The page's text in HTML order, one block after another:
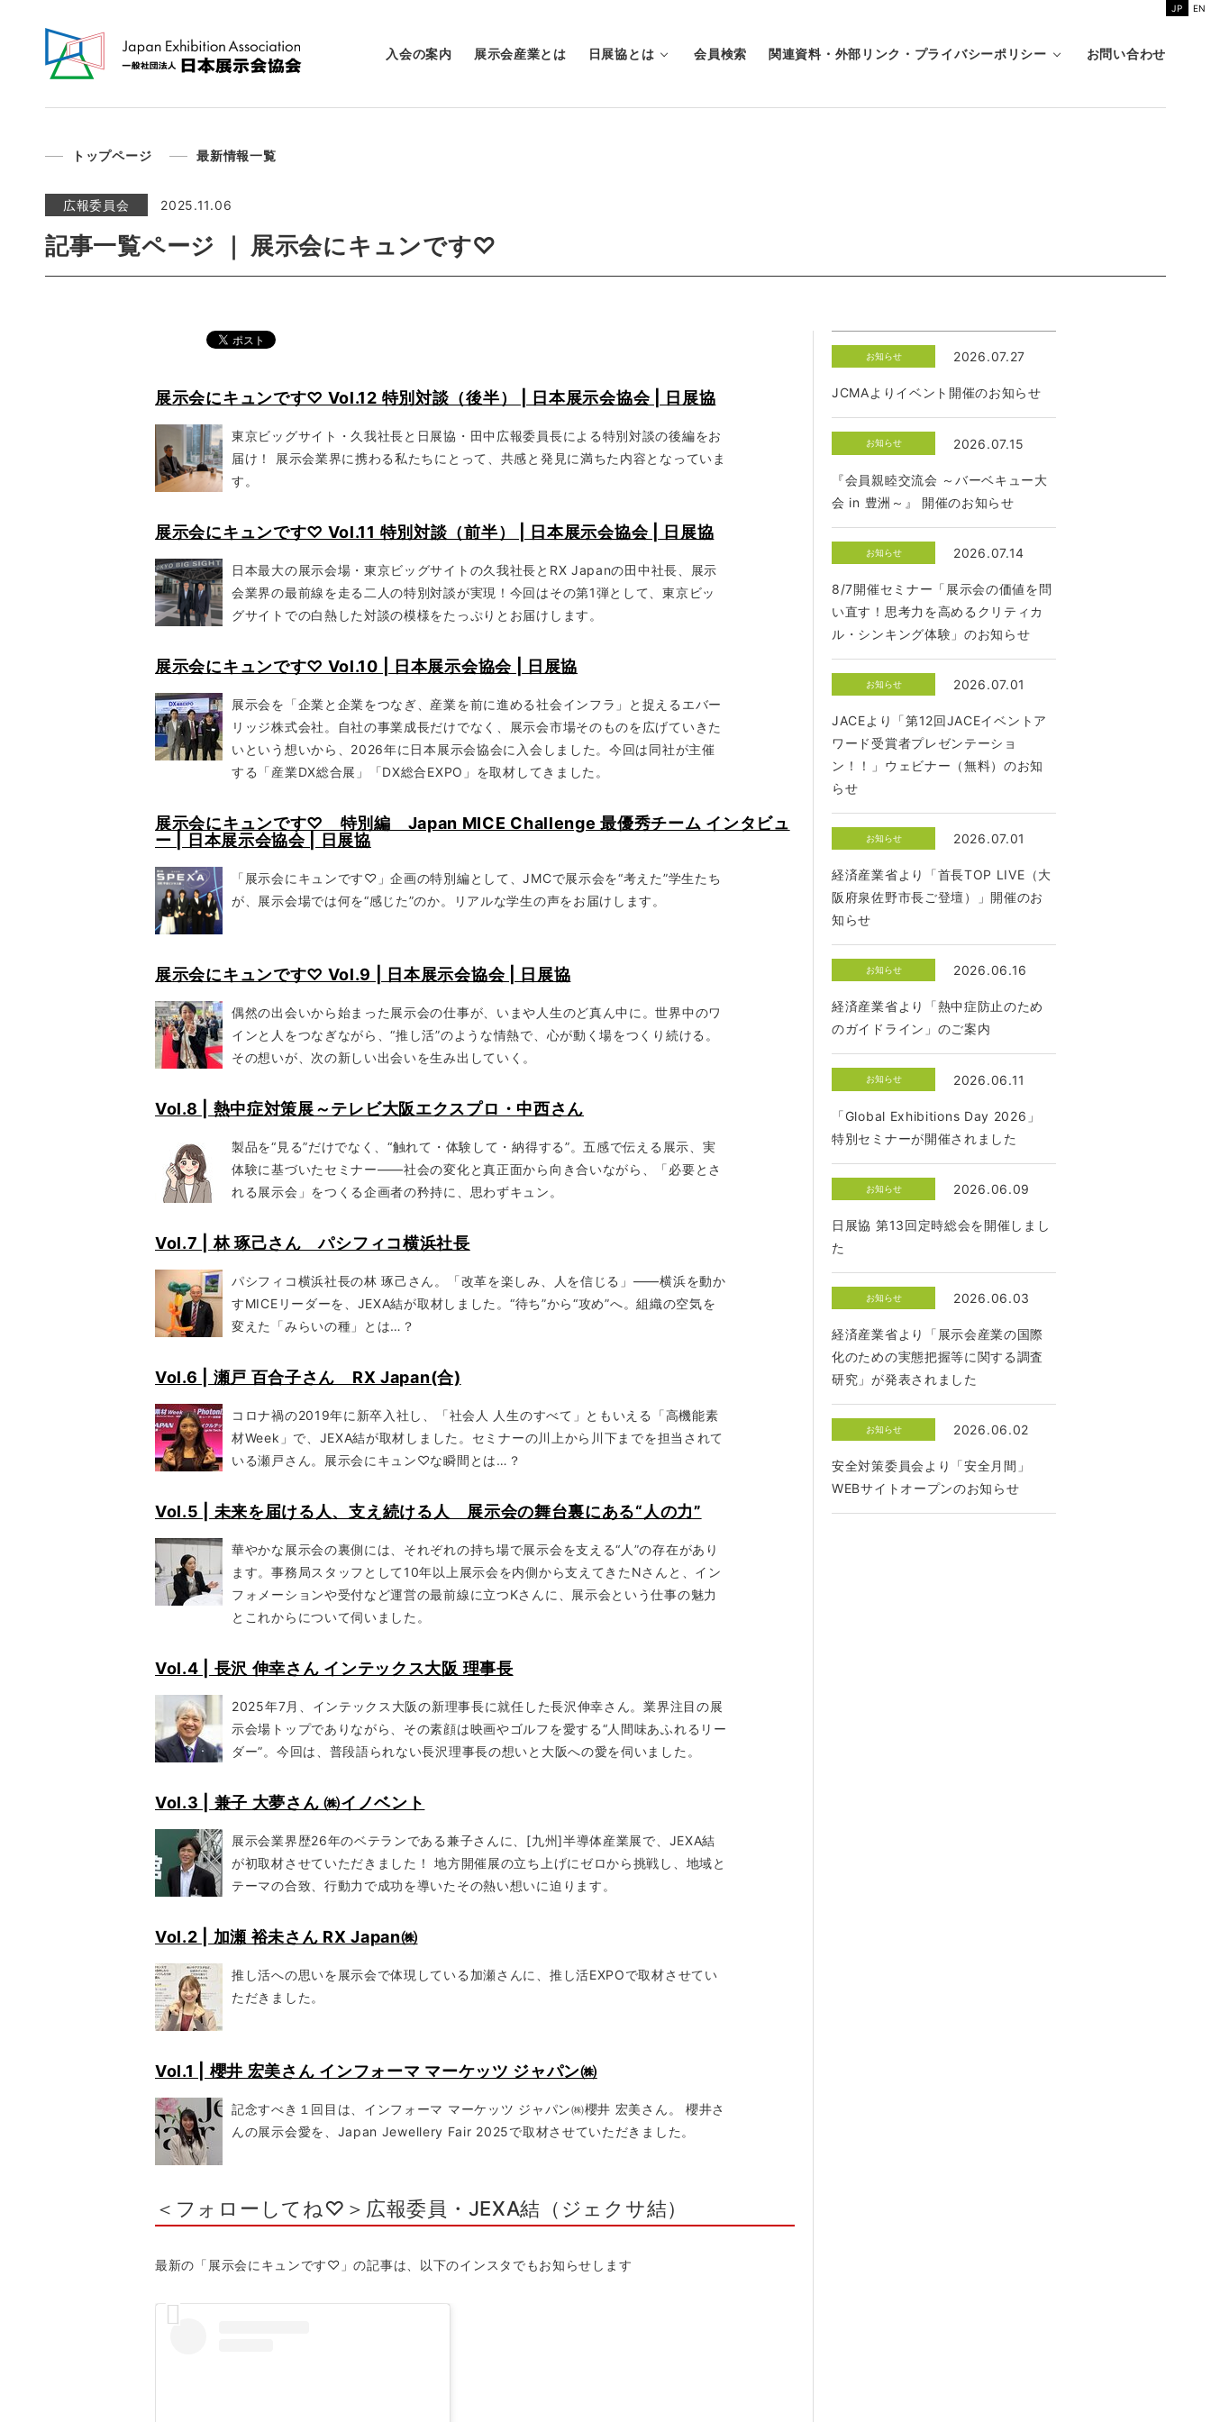
入会の案内 展示会産業とは 日展協とは 会員検索 関連資料・外部リンク・プライバシーポリシー お問い合わせ
JP EN
トップページ 最新情報一覧
広報委員会 2025.11.06
記事一覧ページ ｜ 展示会にキュンです♡
展示会にキュンです♡ Vol.12 特別対談（後半） | 日本展示会協会 | 日展協
東京ビッグサイト・久我社長と日展協・田中広報委員長による特別対談の後編をお
届け！ 展示会業界に携わる私たちにとって、共感と発見に満ちた内容となっていま
す。
展示会にキュンです♡ Vol.11 特別対談（前半） | 日本展示会協会 | 日展協
日本最大の展示会場・東京ビッグサイトの久我社長とRX Japanの田中社長、展示
会業界の最前線を走る二人の特別対談が実現！今回はその第1弾として、東京ビッ
グサイトでの白熱した対談の模様をたっぷりとお届けします。
展示会にキュンです♡ Vol.10 | 日本展示会協会 | 日展協
展示会を「企業と企業をつなぎ、産業を前に進める社会インフラ」と捉えるエバー
リッジ株式会社。自社の事業成長だけでなく、展示会市場そのものを広げていきた
いという想いから、2026年に日本展示会協会に入会しました。今回は同社が主催
する「産業DX総合展」「DX総合EXPO」を取材してきました。
展示会にキュンです♡ 特別編 Japan MICE Challenge 最優秀チーム インタビュ
ー | 日本展示会協会 | 日展協
「展示会にキュンです♡」企画の特別編として、JMCで展示会を“考えた”学生たち
が、展示会場では何を“感じた”のか。リアルな学生の声をお届けします。
展示会にキュンです♡ Vol.9 | 日本展示会協会 | 日展協
偶然の出会いから始まった展示会の仕事が、いまや人生のど真ん中に。世界中のワ
インと人をつなぎながら、“推し活”のような情熱で、心が動く場をつくり続ける。
その想いが、次の新しい出会いを生み出していく。
Vol.8 | 熱中症対策展～テレビ大阪エクスプロ・中西さん
製品を“見る”だけでなく、“触れて・体験して・納得する”。五感で伝える展示、実
体験に基づいたセミナー――社会の変化と真正面から向き合いながら、「必要とさ
れる展示会」をつくる企画者の矜持に、思わずキュン。
Vol.7 | 林 琢己さん パシフィコ横浜社長
パシフィコ横浜社長の林 琢己さん。「改革を楽しみ、人を信じる」――横浜を動か
すMICEリーダーを、JEXA結が取材しました。“待ち”から“攻め”へ。組織の空気を
変えた「みらいの種」とは…？
Vol.6 | 瀬戸 百合子さん RX Japan(合)
コロナ禍の2019年に新卒入社し、「社会人 人生のすべて」ともいえる「高機能素
材Week」で、JEXA結が取材しました。セミナーの川上から川下までを担当されて
いる瀬戸さん。展示会にキュン♡な瞬間とは…？
Vol.5 | 未来を届ける人、支え続ける人 展示会の舞台裏にある“人の力”
華やかな展示会の裏側には、それぞれの持ち場で展示会を支える“人”の存在があり
ます。事務局スタッフとして10年以上展示会を内側から支えてきたNさんと、イン
フォメーションや受付など運営の最前線に立つKさんに、展示会という仕事の魅力
とこれからについて伺いました。
Vol.4 | 長沢 伸幸さん インテックス大阪 理事長
2025年7月、インテックス大阪の新理事長に就任した長沢伸幸さん。業界注目の展
示会場トップでありながら、その素顔は映画やゴルフを愛する“人間味あふれるリー
ダー”。今回は、普段語られない長沢理事長の想いと大阪への愛を伺いました。
Vol.3 | 兼子 大夢さん ㈱イノベント
展示会業界歴26年のベテランである兼子さんに、[九州]半導体産業展で、JEXA結
が初取材させていただきました！ 地方開催展の立ち上げにゼロから挑戦し、地域と
テーマの合致、行動力で成功を導いたその熱い想いに迫ります。
Vol.2 | 加瀬 裕未さん RX Japan㈱
推し活への思いを展示会で体現している加瀬さんに、推し活EXPOで取材させてい
ただきました。
Vol.1 | 櫻井 宏美さん インフォーマ マーケッツ ジャパン㈱
記念すべき１回目は、インフォーマ マーケッツ ジャパン㈱櫻井 宏美さん。 櫻井さ
んの展示会愛を、Japan Jewellery Fair 2025で取材させていただきました。
＜フォローしてね♡＞広報委員・JEXA結（ジェクサ結）
最新の「展示会にキュンです♡」の記事は、以下のインスタでもお知らせします
お知らせ 2026.07.27
JCMAよりイベント開催のお知らせ
お知らせ 2026.07.15
『会員親睦交流会 ～バーベキュー大
会 in 豊洲～』 開催のお知らせ
お知らせ 2026.07.14
8/7開催セミナー「展示会の価値を問
い直す！思考力を高めるクリティカ
ル・シンキング体験」のお知らせ
お知らせ 2026.07.01
JACEより「第12回JACEイベントア
ワード受賞者プレゼンテーショ
ン！！」ウェビナー（無料）のお知
らせ
お知らせ 2026.07.01
経済産業省より「首長TOP LIVE（大
阪府泉佐野市長ご登壇）」開催のお
知らせ
お知らせ 2026.06.16
経済産業省より「熱中症防止のため
のガイドライン」のご案内
お知らせ 2026.06.11
「Global Exhibitions Day 2026」
特別セミナーが開催されました
お知らせ 2026.06.09
日展協 第13回定時総会を開催しまし
た
お知らせ 2026.06.03
経済産業省より「展示会産業の国際
化のための実態把握等に関する調査
研究」が発表されました
お知らせ 2026.06.02
安全対策委員会より「安全月間」
WEBサイトオープンのお知らせ